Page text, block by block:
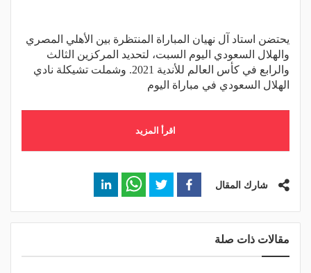
يحتضن استاد آل نهيان المباراة المنتظرة بين الأهلي المصري
والهلال السعودي اليوم السبت، لتحديد المركزين الثالث
والرابع في كأس العالم للأندية 2021. وشملت تشيكلة نادي
الهلال السعودي في مباراة اليوم
اقرأ المزيد
شارك المقال
مقالات ذات صلة